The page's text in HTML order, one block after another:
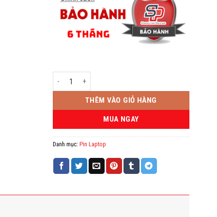
Pin Laptop HP EliteBook 6930p 6735b 6530 8440p
THÊM VÀO GIỎ HÀNG
MUA NGAY
Danh mục: Pin Laptop